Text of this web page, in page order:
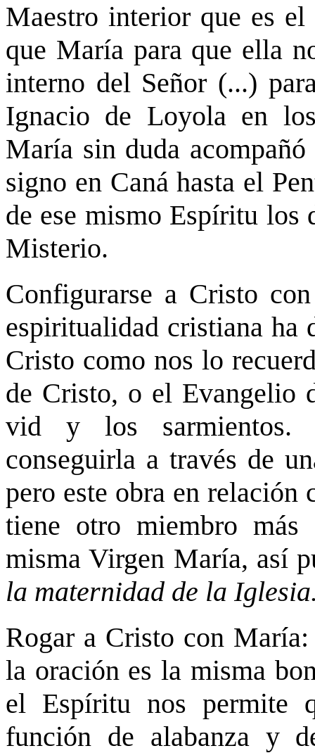
Maestro interior que es
que María para que ella
interno del Señor (...)
Ignacio de Loyola en
María sin duda
signo en Caná hasta el
de ese mismo Espíritu los
Misterio.
Configurarse a Cristo
espiritualidad cristiana ha
Cristo como nos lo
de Cristo, o el Evangelio
vid y los sarmientos.
conseguirla a través de
pero este obra en relación
tiene otro miembro
misma Virgen María, así
la maternidad de la
Rogar a Cristo con
la oración es la misma
el Espíritu nos permite
función de alabanza y